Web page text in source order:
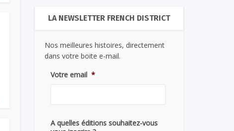
LA NEWSLETTER FRENCH DISTRICT
Nos meilleures histoires, directement
dans votre boite e-mail.
Votre email *
A quelles éditions souhaitez-vous